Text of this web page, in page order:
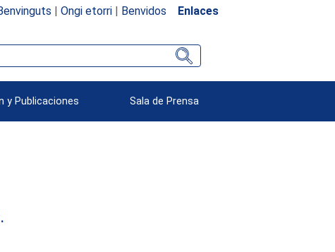
| Ongi etorri| Benvidos Enlaces
y Publicaciones Sala de Prensa